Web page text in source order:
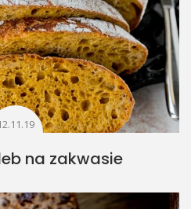
na zakwasie